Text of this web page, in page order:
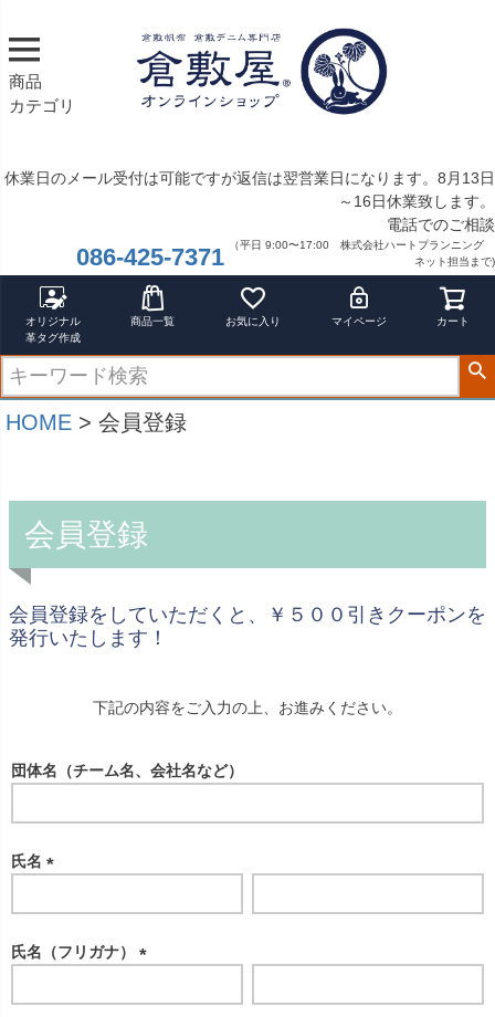
商品
カテゴリ
休業日のメール受付は可能ですが返信は翌営業日になります。8月13日
～16日休業致します。
電話でのご相談
086-425-7371
（平日 9:00〜17:00 株式会社ハートプランニング
ネット担当まで)
オリジナル
革タグ作成
商品一覧 お気に入り マイページ カート
HOME 会員登録
会員登録
会員登録をしていただくと、￥５００引きクーポンを
発行いたします！
下記の内容をご入力の上、お進みください。
団体名（チーム名、会社名など）
氏名
必
氏名（フリガナ）
必